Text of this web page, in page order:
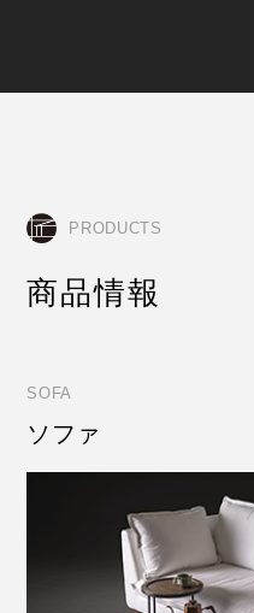
PRODUCTS
商品情報
SOFA
ソファ